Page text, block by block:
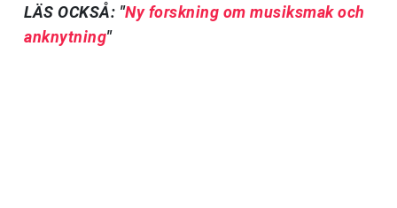
LÄS OCKSÅ: "Ny forskning om musiksmak och
anknytning"